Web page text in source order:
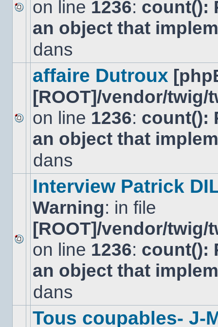
Aucun
nouveau
message
sujet.
on line 1236: count():
an object that
dans
Aucun
nouveau
message
sujet.
affaire Dutroux
[ROOT]/vendor/
on line 1236: count():
an object that
dans
Aucun
nouveau
message
non-
dans
Interview Patrick
Warning: in file
[ROOT]/vendor/
on line 1236: count():
an object that
dans
Tous coupables- J-